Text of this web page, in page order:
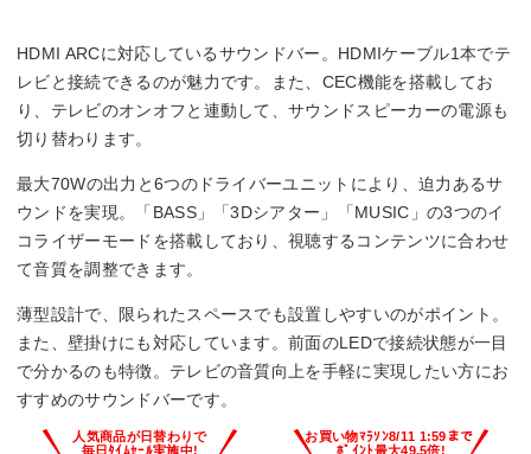
HDMI ARCに対応しているサウンドバー。HDMIケーブル1本でテ
レビと接続できるのが魅力です。また、CEC機能を搭載してお
り、テレビのオンオフと連動して、サウンドスピーカーの電源も
切り替わります。
最大70Wの出力と6つのドライバーユニットにより、迫力あるサ
ウンドを実現。「BASS」「3Dシアター」「MUSIC」の3つのイ
コライザーモードを搭載しており、視聴するコンテンツに合わせ
て音質を調整できます。
薄型設計で、限られたスペースでも設置しやすいのがポイント。
また、壁掛けにも対応しています。前面のLEDで接続状態が一目
で分かるのも特徴。テレビの音質向上を手軽に実現したい方にお
すすめのサウンドバーです。